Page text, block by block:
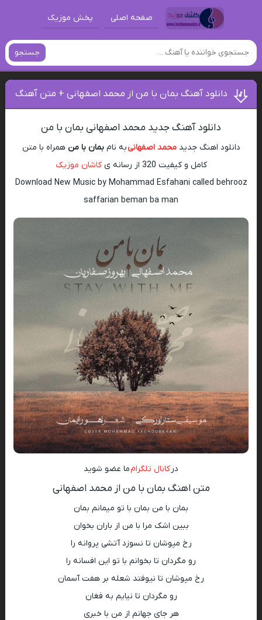
صفحه اصلی پخش موزیک
جستجو
دانلود آهنگ بمان با من از محمد اصفهانی + متن آهنگ
دانلود آهنگ جدید محمد اصفهانی بمان با من
دانلود اهنگ جدیدمحمد اصفهانیبه نامبمان با من همراه با متن
کامل و کیفیت 320 از رسانه ی
کاشان موزیک
Download New Music by Mohammad Esfahani called behrooz
saffarian beman ba man
در کانال تلگرامما عضو شوید
متن اهنگ بمان با من از محمد اصفهانی
بمان با من بمان با تو میمانم بمان
ببین اشک مرا با من از باران بخوان
رخ مپوشان تا نسوزد آتشی پروانه را
رو مگردان تا بخوانم با تو این افسانه را
رخ مپوشان تا نیوفتد شعله بر هفت آسمان
رو مگردان تا نیایم به فغان
هر جای جهانم از من با خبری